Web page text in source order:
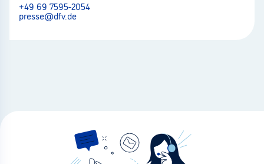
+49 69 7595-2054
presse@dfv.de